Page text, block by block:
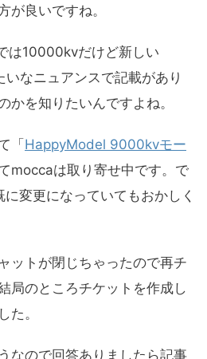
が良いですね。
は10000kvだけど新しい
なニュアンスで記載があり
かを知りたいんですよね。
「 HappyModel 9000kvモー
moccaは取り寄せ中です。で
変更になっていてもおかしく
ットが閉じちゃったので再チ
局のところチケットを作成し
た。
なので回答ありましたら記事